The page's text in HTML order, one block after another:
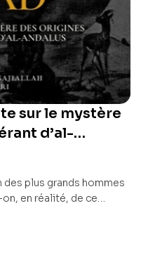
sur le mystère
d’al-
des plus grands hommes
en réalité, de ce
ibérique ? Tout le
ce héros partit, avec